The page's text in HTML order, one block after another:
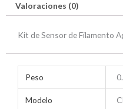
Valoraciones (0)
Kit de Sensor de Filamento
Peso
Modelo